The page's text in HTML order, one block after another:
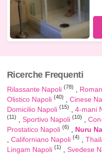
Ricerche Frequenti
Rilassante Napoli (78)
Olistico Napoli (40) Cinese
Domicilio Napoli (15) 4-mani
(11) Sportivo Napoli (10)
Prostatico Napoli (6) Nuru
Californiano Napoli (4)
Lingam Napoli (1) Svedese